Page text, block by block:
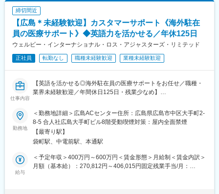
変更の範囲：会社の定める業務
寧に接することで信頼を築き、紹介される関係を構築することを
期待します。
・顧客は介護施設などの福祉関連が中心です。大野浦病院が同社
のバックボーンとして存在しているため、信頼性も高く非常に動
きやすい環境です。営業は未経験としてもこれまでの療法士とし
境に整えていきたいと考えています。
これまで同社では関連医療機関及び介護施設に対する経営支援を
始め、医療・介護用品の販売、不動産物件の賃貸及び管理を主業
機関及び介護施設の社会的役割は益々高くなると思われますが、
急激な社会構造の変化や高齢者を取り巻く多くの課題により、在
宅に於ける高齢者の生活環境は決して快適なものとは言えませ
ん。そこで同社では、これまで医療機関及び介護施設の経営サポ
設にとって制度上、手の届きにくい部分の充実化を図り、在宅に
於けるご高齢者様の豊かな生活の実現を目指します。同社は実
締切間近
【広島＊未経験歓迎】カスタマーサポート《海外駐在
員の医療サポート》◆英語力を活かせる／年休125日
ウェルビー・インターナショナル・ロス・アジャスターズ・リミテッド
正社員 転勤なし 職種未経験歓迎 業種未経験歓迎
仕事内容
【英語を活かせる◎海外駐在員の医療サポートをお任せ／職種・
業界未経験歓迎／年間休日125日・残業少なめ】
【はじめに】
今回は、海外駐在員の方の医療サポートを行うコールセンタース
タッフを募集します。会員様からのお問合せに対して、医療サポ
ート（病院の予約手配等）をお任せします。
【業務内容】
■お問い合わせ対応業務（準夜勤帯は主にメール対応、電話は1日
勤務地
＜勤務地詳細＞広島ACセンター住所：広島県広島市中区大手町2-
8-5 合人社広島大手町ビル8階受動喫煙対策：屋内全面禁煙
【最寄り駅】
袋町駅、中電前駅、本通駅
給与
＜予定年収＞400万円～600万円＜賃金形態＞月給制＜賃金内訳＞
月額（基本給）：270,812円～406,015円固定残業手当/月：